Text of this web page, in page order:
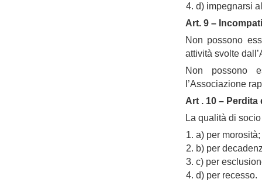
d) impegnarsi
Art. 9 –
Non possono
attività svolte
Non possono
l’Associazione
Art . 10 –
La qualità di
a) per morosità;
b) per
c) per
d) per recesso.